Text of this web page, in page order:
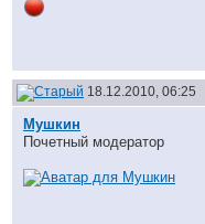
18.12.2010, 06:25
Мушкин
Почетный модератор